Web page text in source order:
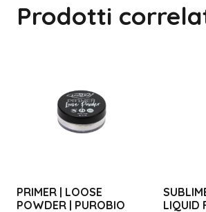
Prodotti
PRIMER | LOOSE
POWDER | PUROBIO
LIQUID